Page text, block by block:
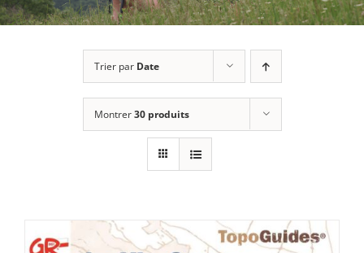
Trier par Date
Montrer30 produits